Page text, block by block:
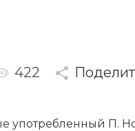
422
употребленный П.